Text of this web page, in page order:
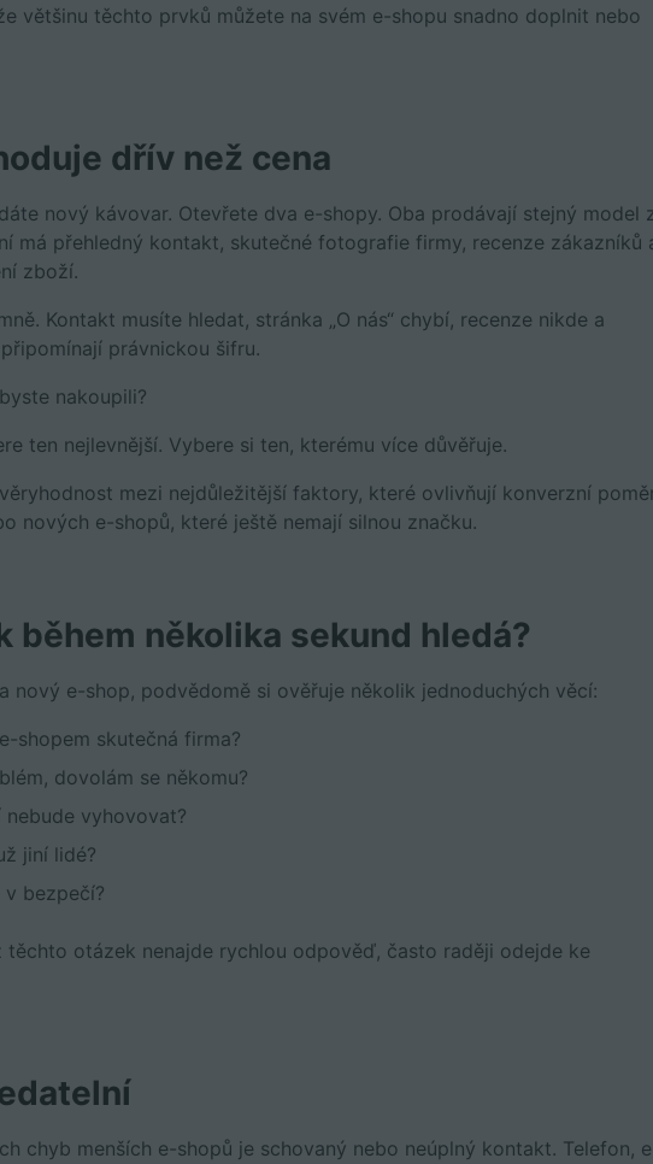
většinu těchto prvků můžete na svém e-shopu snadno doplnit nebo
dřív než cena
nový kávovar. Otevřete dva e-shopy. Oba prodávají stejný model
má přehledný kontakt, skutečné fotografie firmy, recenze zákazníků
zboží.
Kontakt musíte hledat, stránka „O nás“ chybí, recenze nikde a
právnickou šifru.
nakoupili?
ten nejlevnější. Vybere si ten, kterému více důvěřuje.
mezi nejdůležitější faktory, které ovlivňují konverzní
nových e-shopů, které ještě nemají silnou značku.
během několika sekund hledá?
nový e-shop, podvědomě si ověřuje několik jednoduchých věcí:
shopem skutečná firma?
dovolám se někomu?
vyhovovat?
jiní lidé?
bezpečí?
těchto otázek nenajde rychlou odpověď, často raději odejde ke
chyb menších e-shopů je schovaný nebo neúplný kontakt. Telefon,